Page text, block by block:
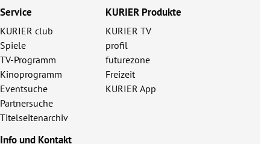
Service
KURIER club
Spiele
TV-Programm
Kinoprogramm
Eventsuche
Partnersuche
Titelseitenarchiv
KURIER Produkte
KURIER TV
profil
futurezone
Freizeit
KURIER App
Info und Kontakt